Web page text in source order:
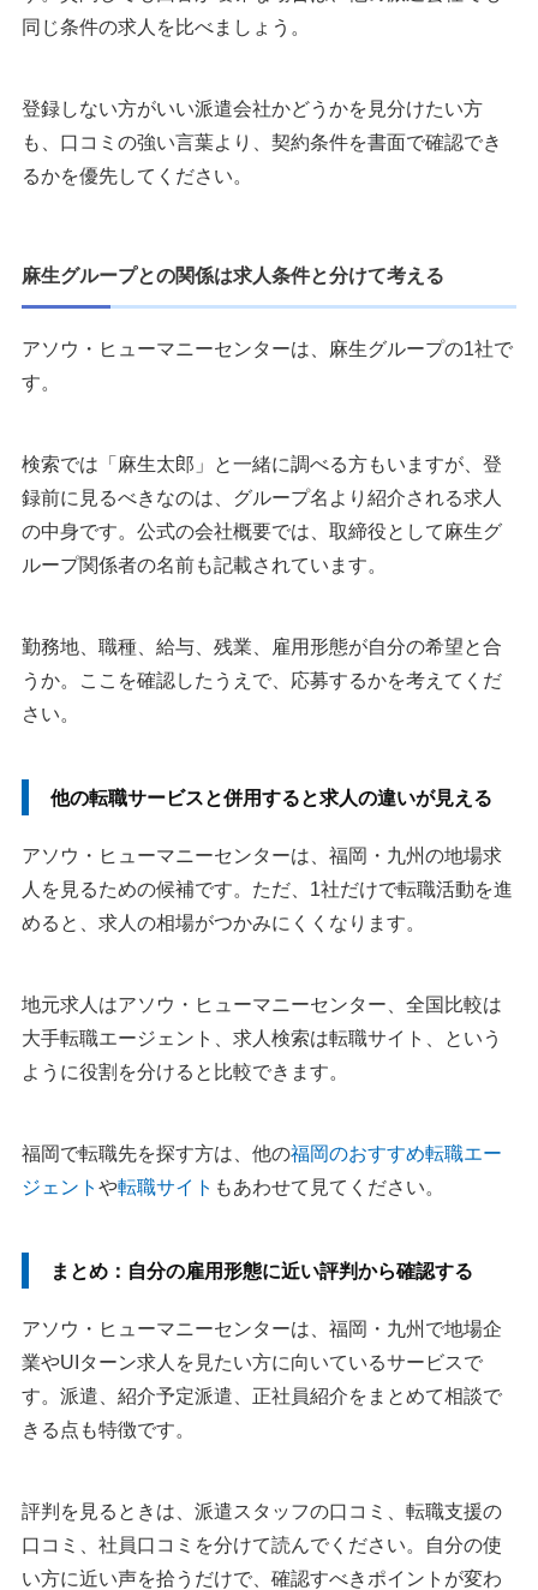
同じ条件の求人を比べましょう。
登録しない方がいい派遣会社かどうかを見分けたい方
も、口コミの強い言葉より、契約条件を書面で確認でき
るかを優先してください。
麻生グループとの関係は求人条件と分けて考える
アソウ・ヒューマニーセンターは、麻生グループの1社で
す。
検索では「麻生太郎」と一緒に調べる方もいますが、登
録前に見るべきなのは、グループ名より紹介される求人
の中身です。公式の会社概要では、取締役として麻生グ
ループ関係者の名前も記載されています。
勤務地、職種、給与、残業、雇用形態が自分の希望と合
うか。ここを確認したうえで、応募するかを考えてくだ
さい。
他の転職サービスと併用すると求人の違いが見える
アソウ・ヒューマニーセンターは、福岡・九州の地場求
人を見るための候補です。ただ、1社だけで転職活動を進
めると、求人の相場がつかみにくくなります。
地元求人はアソウ・ヒューマニーセンター、全国比較は
大手転職エージェント、求人検索は転職サイト、という
ように役割を分けると比較できます。
福岡で転職先を探す方は、他の福岡のおすすめ転職エー
ジェント や転職サイト もあわせて見てください。
まとめ：自分の雇用形態に近い評判から確認する
アソウ・ヒューマニーセンターは、福岡・九州で地場企
業やUIターン求人を見たい方に向いているサービスで
す。派遣、紹介予定派遣、正社員紹介をまとめて相談で
きる点も特徴です。
評判を見るときは、派遣スタッフの口コミ、転職支援の
口コミ、社員口コミを分けて読んでください。自分の使
い方に近い声を拾うだけで、確認すべきポイントが変わ